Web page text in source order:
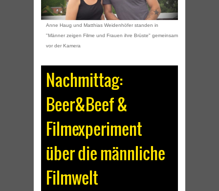
Anne Haug und Matthias Weidenhöfer standen in
"Männer zeigen Filme und Frauen ihre Brüste" gemeinsam
vor der Kamera
Nachmittag:
Beer&Beef &
Filmexperiment
über die männliche
Filmwelt